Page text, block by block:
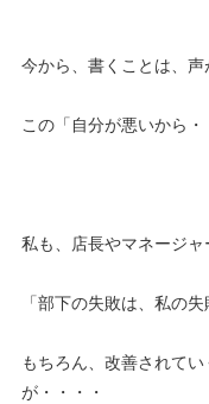
今から、書くことは、声
この「自分が悪いから・
私も、店長やマネージャ
「部下の失敗は、私の
もちろん、改善されて
が・・・・